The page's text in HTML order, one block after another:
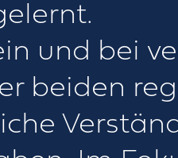
und bei
beiden